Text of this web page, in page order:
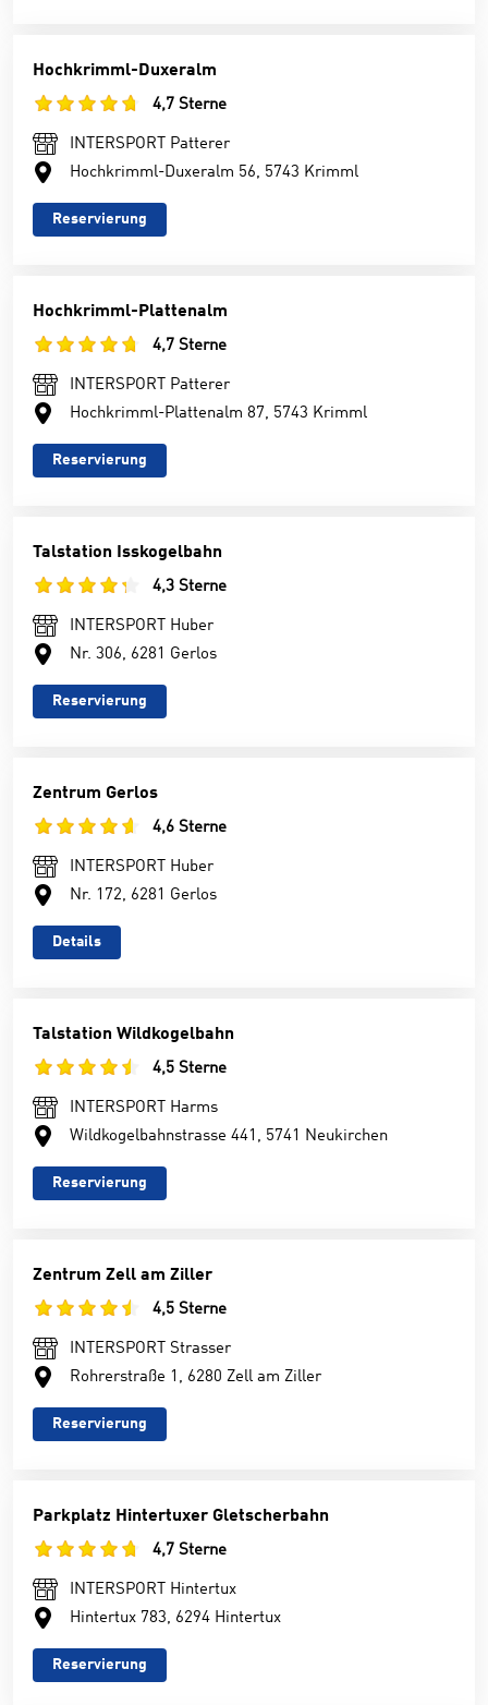
Hochkrimml-Duxeralm
4,7 Sterne
INTERSPORT Patterer
Hochkrimml-Duxeralm 56, 5743 Krimml
Reservierung
Hochkrimml-Plattenalm
4,7 Sterne
INTERSPORT Patterer
Hochkrimml-Plattenalm 87, 5743 Krimml
Reservierung
Talstation Isskogelbahn
4,3 Sterne
INTERSPORT Huber
Nr. 306, 6281 Gerlos
Reservierung
Zentrum Gerlos
4,6 Sterne
INTERSPORT Huber
Nr. 172, 6281 Gerlos
Details
Talstation Wildkogelbahn
4,5 Sterne
INTERSPORT Harms
Wildkogelbahnstrasse 441, 5741 Neukirchen
Reservierung
Zentrum Zell am Ziller
4,5 Sterne
INTERSPORT Strasser
Rohrerstraße 1, 6280 Zell am Ziller
Reservierung
Parkplatz Hintertuxer Gletscherbahn
4,7 Sterne
INTERSPORT Hintertux
Hintertux 783, 6294 Hintertux
Reservierung